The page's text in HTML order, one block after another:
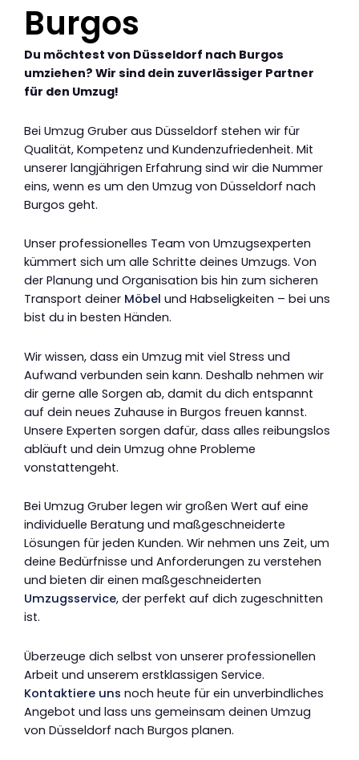
Burgos
Du möchtest von Düsseldorf nach Burgos
umziehen? Wir sind dein zuverlässiger Partner
für den Umzug!
Bei Umzug Gruber aus Düsseldorf stehen wir für
Qualität, Kompetenz und Kundenzufriedenheit. Mit
unserer langjährigen Erfahrung sind wir die Nummer
eins, wenn es um den Umzug von Düsseldorf nach
Burgos geht.
Unser professionelles Team von Umzugsexperten
kümmert sich um alle Schritte deines Umzugs. Von
der Planung und Organisation bis hin zum sicheren
Transport deiner Möbel und Habseligkeiten – bei uns
bist du in besten Händen.
Wir wissen, dass ein Umzug mit viel Stress und
Aufwand verbunden sein kann. Deshalb nehmen wir
dir gerne alle Sorgen ab, damit du dich entspannt
auf dein neues Zuhause in Burgos freuen kannst.
Unsere Experten sorgen dafür, dass alles reibungslos
abläuft und dein Umzug ohne Probleme
vonstattengeht.
Bei Umzug Gruber legen wir großen Wert auf eine
individuelle Beratung und maßgeschneiderte
Lösungen für jeden Kunden. Wir nehmen uns Zeit, um
deine Bedürfnisse und Anforderungen zu verstehen
und bieten dir einen maßgeschneiderten
Umzugsservice, der perfekt auf dich zugeschnitten
ist.
Überzeuge dich selbst von unserer professionellen
Arbeit und unserem erstklassigen Service.
Kontaktiere uns noch heute für ein unverbindliches
Angebot und lass uns gemeinsam deinen Umzug
von Düsseldorf nach Burgos planen.